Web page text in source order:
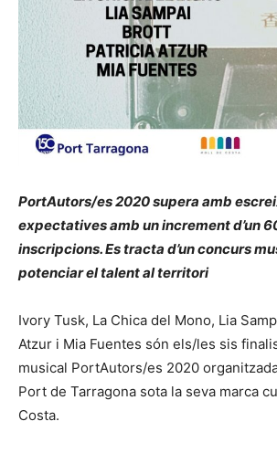
PortAutors/es 2020 supera amb
expectatives amb un increment d’un
inscripcions. Es tracta d’un concurs
potenciar el talent al territori
Ivory Tusk, La Chica del Mono, Lia
Atzur i Mia Fuentes són els/les sis
musical PortAutors/es 2020
Port de Tarragona sota la seva marca
Costa.